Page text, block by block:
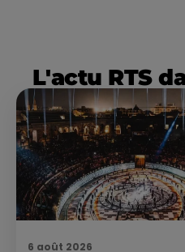
L'actu RTS
6 août 2026